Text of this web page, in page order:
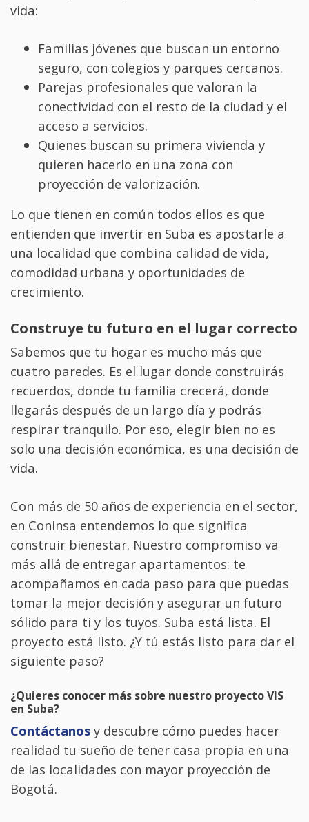
vida:
Familias jóvenes que buscan un entorno
seguro, con colegios y parques cercanos.
Parejas profesionales que valoran la
conectividad con el resto de la ciudad y el
acceso a servicios.
Quienes buscan su primera vivienda y
quieren hacerlo en una zona con
proyección de valorización.
Lo que tienen en común todos ellos es que
entienden que invertir en Suba es apostarle a
una localidad que combina calidad de vida,
comodidad urbana y oportunidades de
crecimiento.
Construye tu futuro en el lugar correcto
Sabemos que tu hogar es mucho más que
cuatro paredes. Es el lugar donde construirás
recuerdos, donde tu familia crecerá, donde
llegarás después de un largo día y podrás
respirar tranquilo. Por eso, elegir bien no es
solo una decisión económica, es una decisión de
vida.
Con más de 50 años de experiencia en el sector,
en Coninsa entendemos lo que significa
construir bienestar. Nuestro compromiso va
más allá de entregar apartamentos: te
acompañamos en cada paso para que puedas
tomar la mejor decisión y asegurar un futuro
sólido para ti y los tuyos. Suba está lista. El
proyecto está listo. ¿Y tú estás listo para dar el
siguiente paso?
¿Quieres conocer más sobre nuestro proyecto VIS
en Suba?
Contáctanos y descubre cómo puedes hacer
realidad tu sueño de tener casa propia en una
de las localidades con mayor proyección de
Bogotá.